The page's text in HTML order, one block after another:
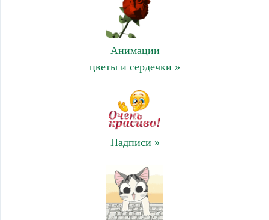
Анимации
цветы и сердечки »
Надписи »